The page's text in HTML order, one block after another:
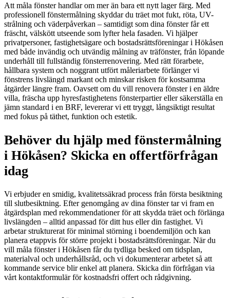
Att måla fönster handlar om mer än bara ett nytt lager färg. Med
professionell fönstermålning skyddar du träet mot fukt, röta, UV-
strålning och väderpåverkan – samtidigt som dina fönster får ett
fräscht, välskött utseende som lyfter hela fasaden. Vi hjälper
privatpersoner, fastighetsägare och bostadsrättsföreningar i Hökåsen
med både invändig och utvändig målning av träfönster, från löpande
underhåll till fullständig fönsterrenovering. Med rätt förarbete,
hållbara system och noggrant utfört måleriarbete förlänger vi
fönstrens livslängd markant och minskar risken för kostsamma
åtgärder längre fram. Oavsett om du vill renovera fönster i en äldre
villa, fräscha upp hyresfastighetens fönsterpartier eller säkerställa en
jämn standard i en BRF, levererar vi ett tryggt, långsiktigt resultat
med fokus på täthet, funktion och estetik.
Behöver du hjälp med fönstermålning
i Hökåsen? Skicka en offertförfrågan
idag
Vi erbjuder en smidig, kvalitetssäkrad process från första besiktning
till slutbesiktning. Efter genomgång av dina fönster tar vi fram en
åtgärdsplan med rekommendationer för att skydda träet och förlänga
livslängden – alltid anpassad för ditt hus eller din fastighet. Vi
arbetar strukturerat för minimal störning i boendemiljön och kan
planera etappvis för större projekt i bostadsrättsföreningar. När du
vill måla fönster i Hökåsen får du tydliga besked om tidsplan,
materialval och underhållsråd, och vi dokumenterar arbetet så att
kommande service blir enkel att planera. Skicka din förfrågan via
vårt kontaktformulär för kostnadsfri offert och rådgivning.